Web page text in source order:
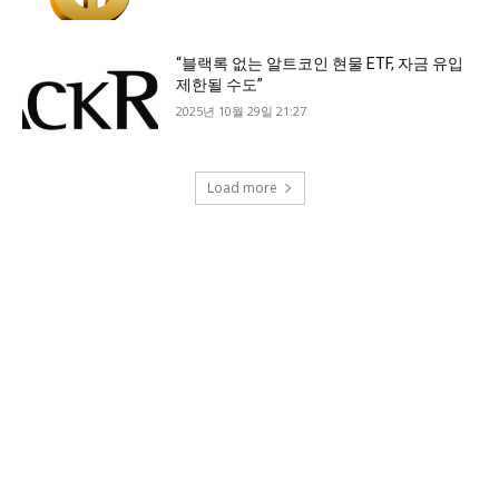
“블랙록 없는 알트코인 현물 ETF, 자금 유입
제한될 수도”
2025년 10월 29일 21:27
Load more